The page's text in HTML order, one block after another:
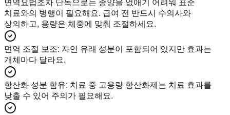
면역요법조차 단독으로는 종양을 없애기 어려워 표준
치료와의 병행이 필요해요. 급여 전 반드시 수의사와
상의하고, 용량은 체중에 맞춰 조절하세요.
면역 조절 보조: 자연 유래 성분이 포함되어 있지만 효과는
개체마다 달라요.
항산화 성분 함유: 치료 중 고용량 항산화제는 치료 효과를
낮출 수 있어 주의가 필요해요.